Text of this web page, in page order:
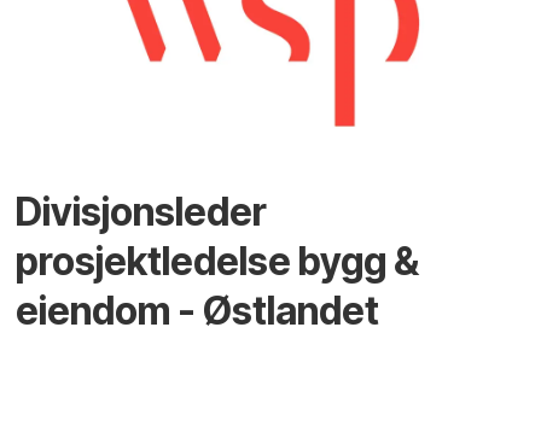
Divisjonsleder
prosjektledelse bygg &
eiendom - Østlandet